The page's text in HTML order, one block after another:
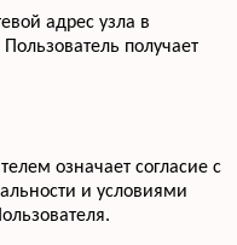
адрес узла в
получает
означает согласие с
и условиями